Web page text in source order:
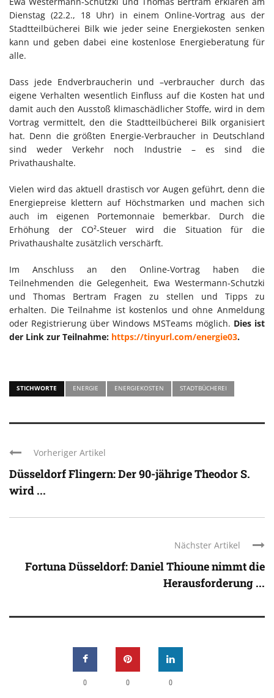
Dienstag (22.2., 18 Uhr) in einem Online-Vortrag aus der
Stadtteilbücherei Bilk wie jeder seine Energiekosten senken
kann und geben dabei eine kostenlose Energieberatung für
alle.
Dass jede Endverbraucherin und –verbraucher durch das
eigene Verhalten wesentlich Einfluss auf die Kosten hat und
damit auch den Ausstoß klimaschädlicher Stoffe, wird in dem
Vortrag vermittelt, den die Stadtteilbücherei Bilk organisiert
hat. Denn die größten Energie-Verbraucher in Deutschland
sind weder Verkehr noch Industrie – es sind die
Privathaushalte.
Vielen wird das aktuell drastisch vor Augen geführt, denn die
Energiepreise klettern auf Höchstmarken und machen sich
auch im eigenen Portemonnaie bemerkbar. Durch die
Erhöhung der CO²-Steuer wird die Situation für die
Privathaushalte zusätzlich verschärft.
Im Anschluss an den Online-Vortrag haben die
Teilnehmenden die Gelegenheit, Ewa Westermann-Schutzki
und Thomas Bertram Fragen zu stellen und Tipps zu
erhalten. Die Teilnahme ist kostenlos und ohne Anmeldung
oder Registrierung über Windows MSTeams möglich. Dies ist
der Link zur Teilnahme: https://tinyurl.com/energie03.
STICHWORTE ENERGIE ENERGIEKOSTEN STADTBÜCHEREI
Vorheriger Artikel
Düsseldorf Flingern: Der 90-jährige Theodor S.
wird ...
Nächster Artikel
Fortuna Düsseldorf: Daniel Thioune nimmt die
Herausforderung ...
0 0 0